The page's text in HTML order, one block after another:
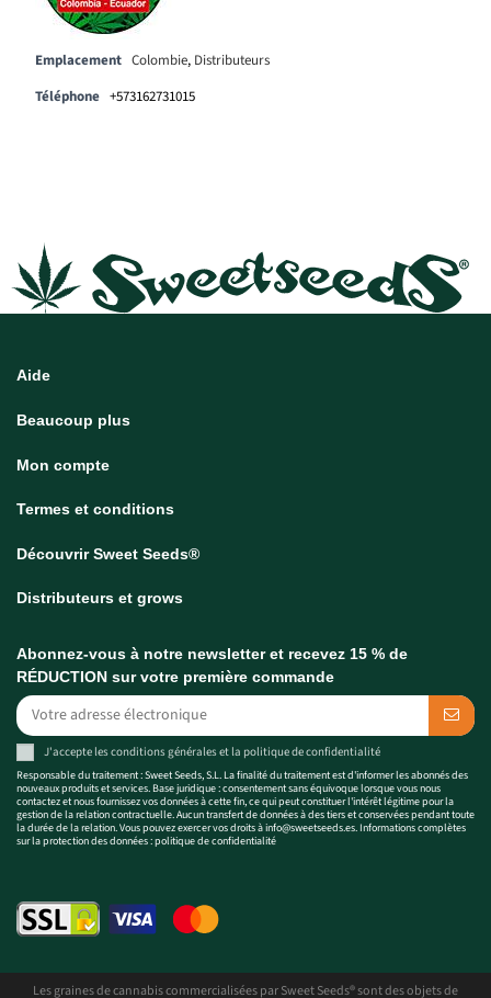
Emplacement Colombie, Distributeurs
Téléphone +573162731015
Aide
Beaucoup plus
Mon compte
Termes et conditions
Découvrir Sweet Seeds®
Distributeurs et grows
Abonnez-vous à notre newsletter et recevez 15 % de
RÉDUCTION sur votre première commande
J'accepte lesconditions généraleset la politique de confidentialité
Responsable du traitement : Sweet Seeds, S.L. La finalité du traitement est d'informer les abonnés des
nouveaux produits et services. Base juridique : consentement sans équivoque lorsque vous nous
contactez et nous fournissez vos données à cette fin, ce qui peut constituer l'intérêt légitime pour la
gestion de la relation contractuelle. Aucun transfert de données à des tiers et conservées pendant toute
la durée de la relation. Vous pouvez exercer vos droits àinfo@sweetseeds.es. Informations complètes
sur la protection des données :politique de confidentialité
Les graines de cannabis commercialisées par Sweet Seeds® sont des objets de